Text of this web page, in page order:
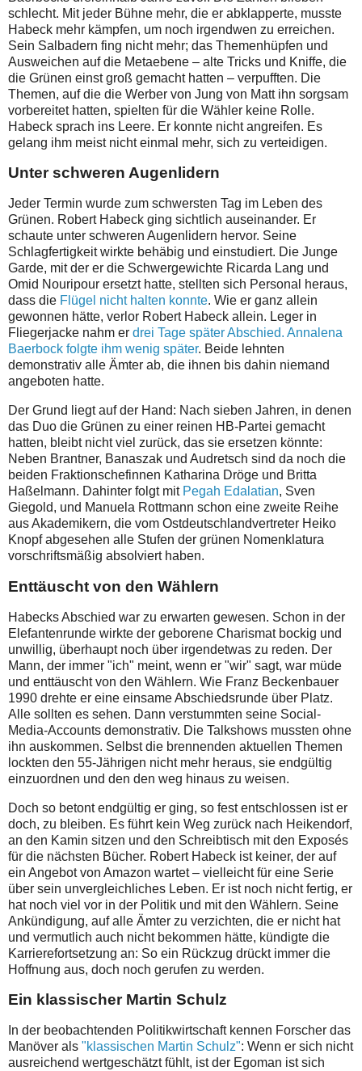
schlecht. Mit jeder Bühne mehr, die er abklapperte, musste
Habeck mehr kämpfen, um noch irgendwen zu erreichen.
Sein Salbadern fing nicht mehr; das Themenhüpfen und
Ausweichen auf die Metaebene – alte Tricks und Kniffe, die
die Grünen einst groß gemacht hatten – verpufften. Die
Themen, auf die die Werber von Jung von Matt ihn sorgsam
vorbereitet hatten, spielten für die Wähler keine Rolle.
Habeck sprach ins Leere. Er konnte nicht angreifen. Es
gelang ihm meist nicht einmal mehr, sich zu verteidigen.
Unter schweren Augenlidern
Jeder Termin wurde zum schwersten Tag im Leben des
Grünen. Robert Habeck ging sichtlich auseinander. Er
schaute unter schweren Augenlidern hervor. Seine
Schlagfertigkeit wirkte behäbig und einstudiert. Die Junge
Garde, mit der er die Schwergewichte Ricarda Lang und
Omid Nouripour ersetzt hatte, stellten sich Personal heraus,
dass die Flügel nicht halten konnte. Wie er ganz allein
gewonnen hätte, verlor Robert Habeck allein. Leger in
Fliegerjacke nahm er drei Tage später Abschied. Annalena
Baerbock folgte ihm wenig später. Beide lehnten
demonstrativ alle Ämter ab, die ihnen bis dahin niemand
angeboten hatte.
Der Grund liegt auf der Hand: Nach sieben Jahren, in denen
das Duo die Grünen zu einer reinen HB-Partei gemacht
hatten, bleibt nicht viel zurück, das sie ersetzen könnte:
Neben Brantner, Banaszak und Audretsch sind da noch die
beiden Fraktionschefinnen Katharina Dröge und Britta
Haßelmann. Dahinter folgt mit Pegah Edalatian, Sven
Giegold, und Manuela Rottmann schon eine zweite Reihe
aus Akademikern, die vom Ostdeutschlandvertreter Heiko
Knopf abgesehen alle Stufen der grünen Nomenklatura
vorschriftsmäßig absolviert haben.
Enttäuscht von den Wählern
Habecks Abschied war zu erwarten gewesen. Schon in der
Elefantenrunde wirkte der geborene Charismat bockig und
unwillig, überhaupt noch über irgendetwas zu reden. Der
Mann, der immer "ich" meint, wenn er "wir" sagt, war müde
und enttäuscht von den Wählern. Wie Franz Beckenbauer
1990 drehte er eine einsame Abschiedsrunde über Platz.
Alle sollten es sehen. Dann verstummten seine Social-
Media-Accounts demonstrativ. Die Talkshows mussten ohne
ihn auskommen. Selbst die brennenden aktuellen Themen
lockten den 55-Jährigen nicht mehr heraus, sie endgültig
einzuordnen und den den weg hinaus zu weisen.
Doch so betont endgültig er ging, so fest entschlossen ist er
doch, zu bleiben. Es führt kein Weg zurück nach Heikendorf,
an den Kamin sitzen und den Schreibtisch mit den Exposés
für die nächsten Bücher. Robert Habeck ist keiner, der auf
ein Angebot von Amazon wartet – vielleicht für eine Serie
über sein unvergleichliches Leben. Er ist noch nicht fertig, er
hat noch viel vor in der Politik und mit den Wählern. Seine
Ankündigung, auf alle Ämter zu verzichten, die er nicht hat
und vermutlich auch nicht bekommen hätte, kündigte die
Karrierefortsetzung an: So ein Rückzug drückt immer die
Hoffnung aus, doch noch gerufen zu werden.
Ein klassischer Martin Schulz
In der beobachtenden Politikwirtschaft kennen Forscher das
Manöver als "klassischen Martin Schulz": Wenn er sich nicht
ausreichend wertgeschätzt fühlt, ist der Egoman ist sich